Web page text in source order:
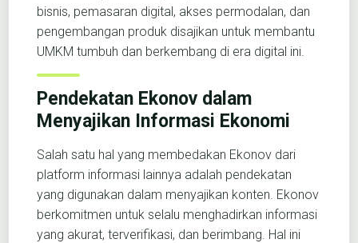
bisnis, pemasaran digital, akses permodalan, dan
pengembangan produk disajikan untuk membantu
UMKM tumbuh dan berkembang di era digital ini.
Pendekatan Ekonov dalam
Menyajikan Informasi Ekonomi
Salah satu hal yang membedakan Ekonov dari
platform informasi lainnya adalah pendekatan
yang digunakan dalam menyajikan konten. Ekonov
berkomitmen untuk selalu menghadirkan informasi
yang akurat, terverifikasi, dan berimbang. Hal ini